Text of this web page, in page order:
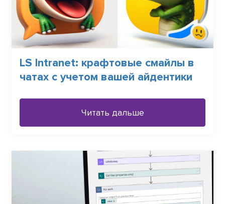
LS Intranet: крафтовые смайлы в
чатах с учетом вашей айдентики
Читать дальше